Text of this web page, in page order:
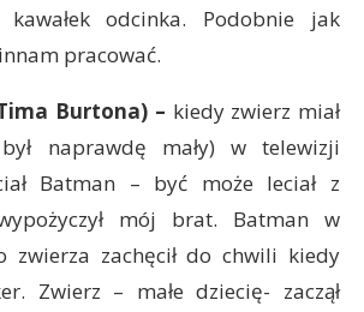
odcinka. Podobnie jak
pracować.
Burtona) – kiedy zwierz miał
naprawdę mały) w telewizji
Batman – być może leciał z
mój brat. Batman w
zwierza zachęcił do chwili kiedy
Zwierz – małe dziecię- zaczął